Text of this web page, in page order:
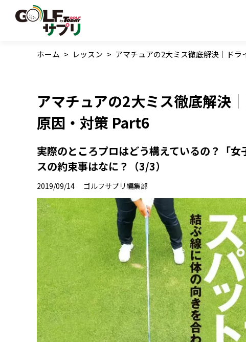
ホーム > レッスン > アマチュアの2大ミス徹底解決｜ド
アマチュアの2大ミス徹底解決
原因・対策 Part6
実際のところプロはどう構えているの？「
スの約束事はなに？（3/3）
2019/09/14 ゴルフサプリ編集部